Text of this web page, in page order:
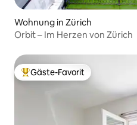
Wohnung in Zürich
Orbit – Im Herzen von Zürich
Beliebter Gäste-Favorit.
Gäste-Favorit